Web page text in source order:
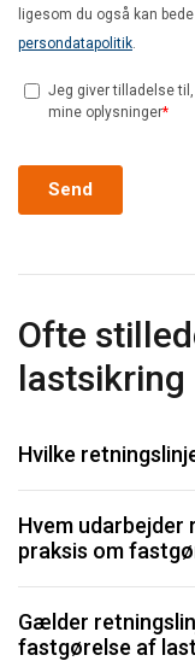
Ofte
lastsikring
Hvilke
Hvem
praksis om
Gælder
fastgørelse af